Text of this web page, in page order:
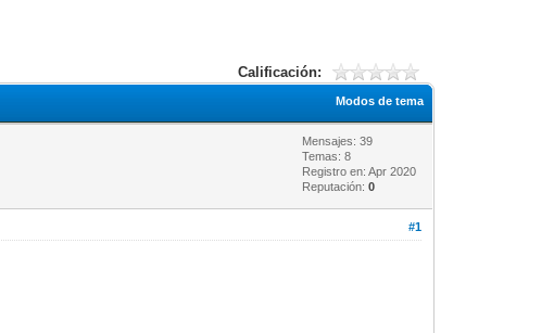
Calificación:
Modos de tema
Mensajes: 39
Temas: 8
Registro en: Apr 2020
Reputación:0
#1